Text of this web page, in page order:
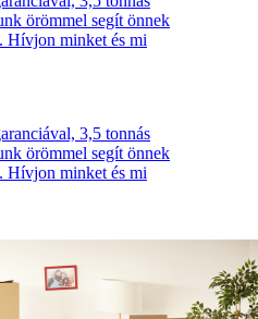
örömmel segít önnek
Hívjon minket és mi
3,5 tonnás
örömmel segít önnek
Hívjon minket és mi